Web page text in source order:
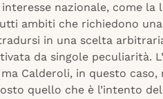
nazionale, come la
ambiti che richiedono
in una scelta
da singole peculiarità.
Calderoli, in questo
quello che è l’intento